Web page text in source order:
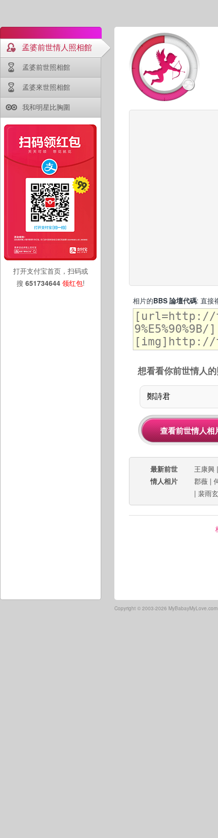
孟婆前世情人照相館
孟婆前世照相館
孟婆來世照相館
我和明星比胸圍
打开支付宝首页，扫码或
搜 651734644 领红包!
相片的BBS 論壇代碼: 直接
想看看你前世情人
最新前世
情人相片
王康興
郡薇 |
| 裴雨玄
Copyright © 2003-2026